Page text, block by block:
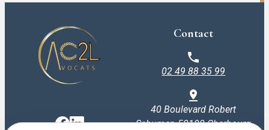
Contact
02 49 88 35 99
40 Boulevard Robert
Schuman 50100 Cherbourg